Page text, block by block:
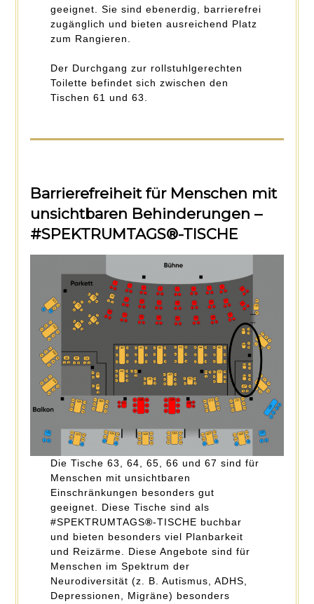
geeignet. Sie sind ebenerdig, barrierefrei
zugänglich und bieten ausreichend Platz
zum Rangieren.
Der Durchgang zur rollstuhlgerechten
Toilette befindet sich zwischen den
Tischen 61 und 63.
Barrierefreiheit für Menschen mit
unsichtbaren Behinderungen –
#SPEKTRUMTAGS®-TISCHE
Die Tische 63, 64, 65, 66 und 67 sind für
Menschen mit unsichtbaren
Einschränkungen besonders gut
geeignet. Diese Tische sind als
#SPEKTRUMTAGS®-TISCHE buchbar
und bieten besonders viel Planbarkeit
und Reizärme. Diese Angebote sind für
Menschen im Spektrum der
Neurodiversität (z. B. Autismus, ADHS,
Depressionen, Migräne) besonders